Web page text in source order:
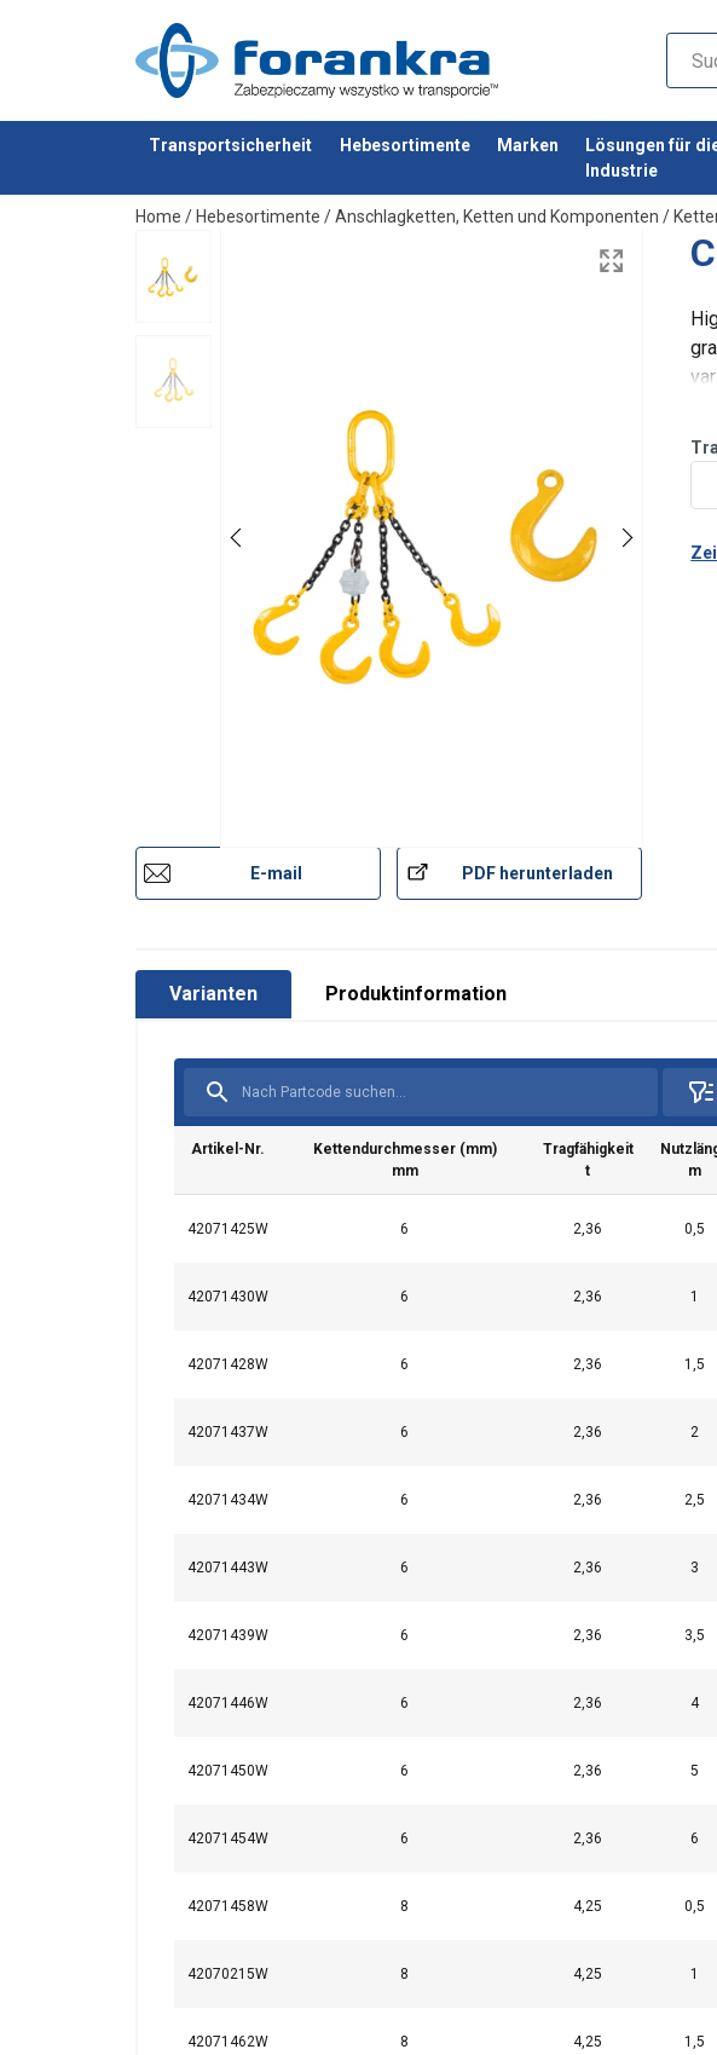
Transportsicherheit Hebesortimente Marken
Lösungen für
Industrie
Anfragen
Home / Hebesortimente /Anschlagketten, Ketten und Komponenten /
E-mail PDF herunterladen
Varianten Produktinformation
Artikel-Nr.
Kettendurchmesser (mm)
mm
Tragfähigkeit
t
m
42071425W 6 2,36 0,5
42071430W 6 2,36 1
42071428W 6 2,36 1,5
42071437W 6 2,36 2
42071434W 6 2,36 2,5
42071443W 6 2,36 3
42071439W 6 2,36 3,5
42071446W 6 2,36 4
42071450W 6 2,36 5
42071454W 6 2,36 6
42071458W 8 4,25 0,5
42070215W 8 4,25 1
42071462W 8 4,25 1,5